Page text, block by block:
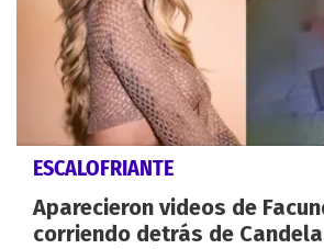
ESCALOFRIANTE
Aparecieron videos de
corriendo detrás de